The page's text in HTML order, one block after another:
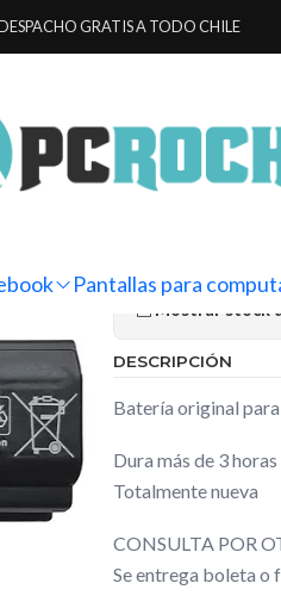
Pantallas para
GRATIS A TODO CHILE
HP Batería Original
Batería
m6-
Mostrar stock
DESCRIPCIÓN
Batería original
Dura más de 3 horas
Totalmente nueva
CONSULTA POR
Se entrega boleta o